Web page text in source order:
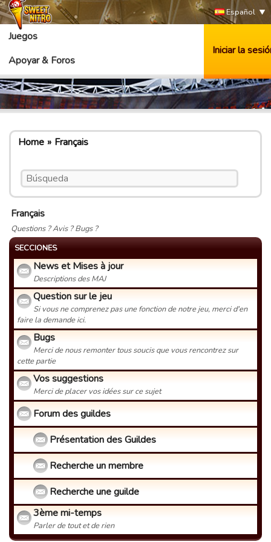
Español
Juegos
Apoyar & Foros
Iniciar la
Home Français
Français
Questions ? Avis ? Bugs ?
SECCIONES
News et Mises à jour
Descriptions des MAJ
Question sur le jeu
Si vous ne comprenez pas une fonction de notre jeu, merci d'en
faire la demande ici.
Bugs
Merci de nous remonter tous soucis que vous rencontrez sur
cette partie
Vos suggestions
Merci de placer vos idées sur ce sujet
Forum des guildes
Présentation des Guildes
Recherche un membre
Recherche une guilde
3ème mi-temps
Parler de tout et de rien